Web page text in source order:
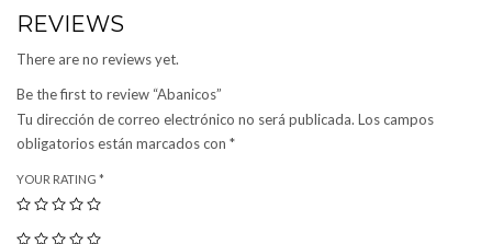
REVIEWS
There are no reviews yet.
Be the first to review “Abanicos”
Tu dirección de correo electrónico no será publicada. Los campos
obligatorios están marcados con *
YOUR RATING *